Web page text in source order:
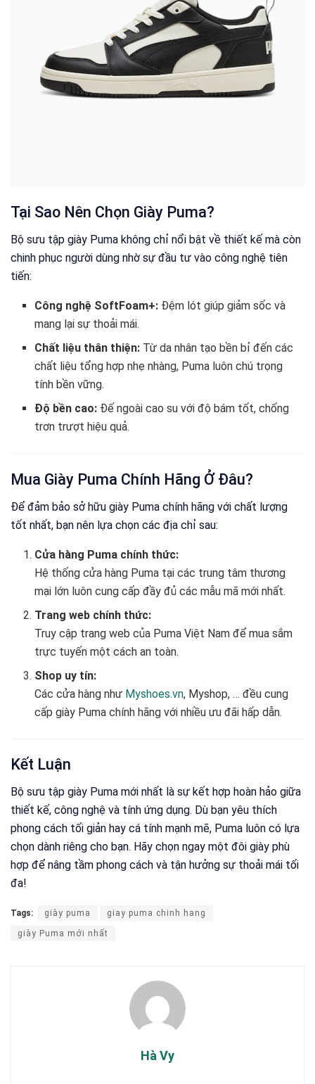
Tại Sao Nên Chọn Giày Puma?
Bộ sưu tập giày Puma không chỉ nổi bật về thiết kế mà còn
chinh phục người dùng nhờ sự đầu tư vào công nghệ tiên
tiến:
Công nghệ SoftFoam+: Đệm lót giúp giảm sốc và
mang lại sự thoải mái.
Chất liệu thân thiện: Từ da nhân tạo bền bỉ đến các
chất liệu tổng hợp nhẹ nhàng, Puma luôn chú trọng
tính bền vững.
Độ bền cao: Đế ngoài cao su với độ bám tốt, chống
trơn trượt hiệu quả.
Mua Giày Puma Chính Hãng Ở Đâu?
Để đảm bảo sở hữu giày Puma chính hãng với chất lượng
tốt nhất, bạn nên lựa chọn các địa chỉ sau:
Cửa hàng Puma chính thức:
Hệ thống cửa hàng Puma tại các trung tâm thương
mại lớn luôn cung cấp đầy đủ các mẫu mã mới nhất.
Trang web chính thức:
Truy cập trang web của Puma Việt Nam để mua sắm
trực tuyến một cách an toàn.
Shop uy tín:
Các cửa hàng như Myshoes.vn, Myshop, … đều cung
cấp giày Puma chính hãng với nhiều ưu đãi hấp dẫn.
Kết Luận
Bộ sưu tập giày Puma mới nhất là sự kết hợp hoàn hảo giữa
thiết kế, công nghệ và tính ứng dụng. Dù bạn yêu thích
phong cách tối giản hay cá tính mạnh mẽ, Puma luôn có lựa
chọn dành riêng cho bạn. Hãy chọn ngay một đôi giày phù
hợp để nâng tầm phong cách và tận hưởng sự thoải mái tối
đa!
Tags: giày puma giay puma chinh hang
giày Puma mới nhất
Hà Vy